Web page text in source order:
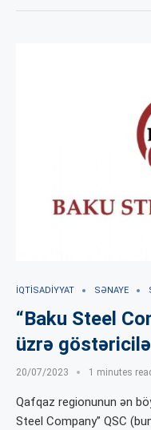
İQTISADIYYAT SƏNAYE
“Baku Steel
üzrə
20/07/2023 1 minutes
Qafqaz regionunun ən
Steel Company” QSC